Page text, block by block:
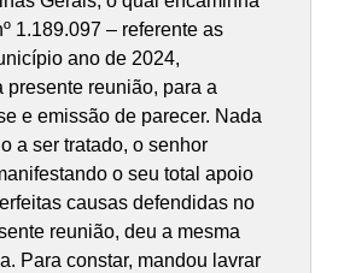
1.189.097 – referente as
ano de 2024,
presente reunião, para a
e emissão de parecer. Nada
a ser tratado, o senhor
o seu total apoio
causas defendidas no
reunião, deu a mesma
Para constar, mandou lavrar